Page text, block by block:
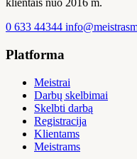
klientais nuo 2016 m.
0 633 44344
Platforma
Meistrai
Darbų skelbimai
Skelbti darbą
Registracija
Klientams
Meistrams